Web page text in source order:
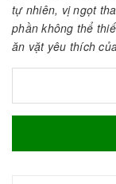
tự nhiên, vị ngọt
phần không thể
ăn vặt yêu thích